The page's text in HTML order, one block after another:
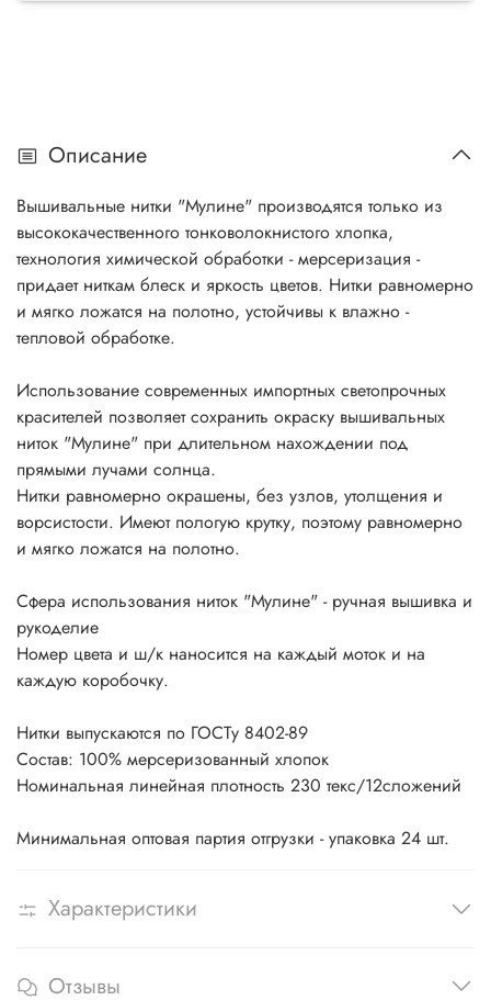
Описание
Вышивальные нитки "Мулине" производятся только из
высококачественного тонковолокнистого хлопка,
технология химической обработки - мерсеризация -
придает ниткам блеск и яркость цветов. Нитки равномерно
и мягко ложатся на полотно, устойчивы к влажно -
тепловой обработке.
Использование современных импортных светопрочных
красителей позволяет сохранить окраску вышивальных
ниток "Мулине" при длительном нахождении под
прямыми лучами солнца.
Нитки равномерно окрашены, без узлов, утолщения и
ворсистости. Имеют пологую крутку, поэтому равномерно
и мягко ложатся на полотно.
Сфера использования ниток "Мулине" - ручная вышивка и
рукоделие
Номер цвета и ш/к наносится на каждый моток и на
каждую коробочку.
Нитки выпускаются по ГОСТу 8402-89
Состав: 100% мерсеризованный хлопок
Номинальная линейная плотность 230 текс/12сложений
Минимальная оптовая партия отгрузки - упаковка 24 шт.
Характеристики
Отзывы